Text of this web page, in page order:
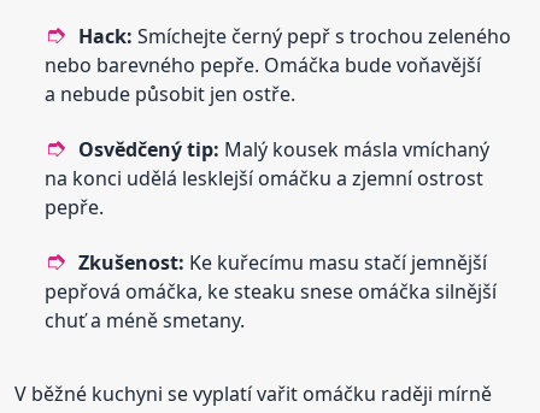
Hack: Smíchejte černý pepř s trochou zeleného
nebo barevného pepře. Omáčka bude voňavější
a nebude působit jen ostře.
Osvědčený tip: Malý kousek másla vmíchaný
na konci udělá lesklejší omáčku a zjemní ostrost
pepře.
Zkušenost: Ke kuřecímu masu stačí jemnější
pepřová omáčka, ke steaku snese omáčka silnější
chuť a méně smetany.
V běžné kuchyni se vyplatí vařit omáčku raději mírně